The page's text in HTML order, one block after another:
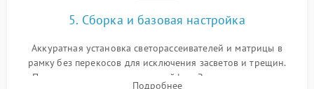
5. Сборка и базовая настройка
Аккуратная установка светорассеивателей и матрицы в
рамку без перекосов для исключения засветов и трещин.
Подключение внутренних шлейфов. Закрытие корпуса.
Подробнее